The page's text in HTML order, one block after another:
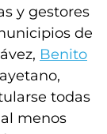
y gestores
de
Benito
todas
menos